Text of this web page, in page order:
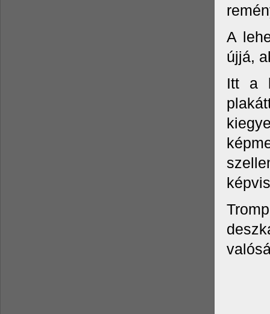
A
újjá,
Itt a